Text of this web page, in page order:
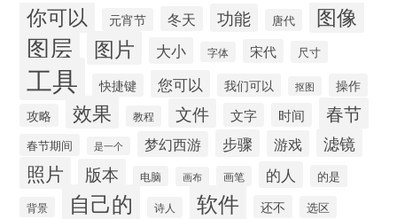
你可以 元宵节 冬天 功能 唐代 图像
图层 图片 大小 字体 宋代 尺寸
工具 快捷键 您可以 我们可以 抠图
操作
攻略
效果 教程 文件 文字 时间 春节
春节期间 是一个 梦幻西游 步骤 游戏 滤镜
照片 版本 电脑 画布 画笔 的人 的是
背景 自己的 诗人 软件 还不 选区